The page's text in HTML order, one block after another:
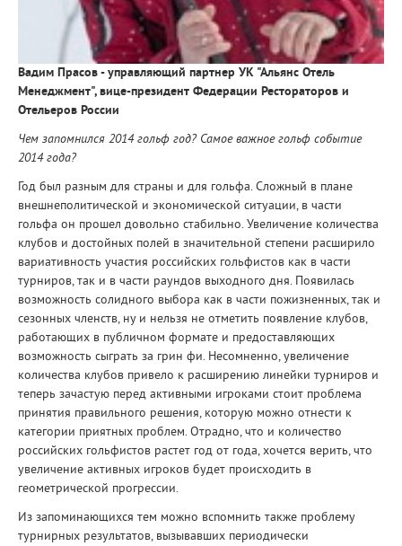
Вадим Прасов - управляющий партнер УК "Альянс Отель
Менеджмент", вице-президент Федерации Рестораторов и
Отельеров России
Чем запомнился 2014 гольф год? Самое важное гольф событие
2014 года?
Год был разным для страны и для гольфа. Сложный в плане
внешнеполитической и экономической ситуации, в части
гольфа он прошел довольно стабильно. Увеличение количества
клубов и достойных полей в значительной степени расширило
вариативность участия российских гольфистов как в части
турниров, так и в части раундов выходного дня. Появилась
возможность солидного выбора как в части пожизненных, так и
сезонных членств, ну и нельзя не отметить появление клубов,
работающих в публичном формате и предоставляющих
возможность сыграть за грин фи. Несомненно, увеличение
количества клубов привело к расширению линейки турниров и
теперь зачастую перед активными игроками стоит проблема
принятия правильного решения, которую можно отнести к
категории приятных проблем. Отрадно, что и количество
российских гольфистов растет год от года, хочется верить, что
увеличение активных игроков будет происходить в
геометрической прогрессии.
Из запоминающихся тем можно вспомнить также проблему
турнирных результатов, вызывавших периодически